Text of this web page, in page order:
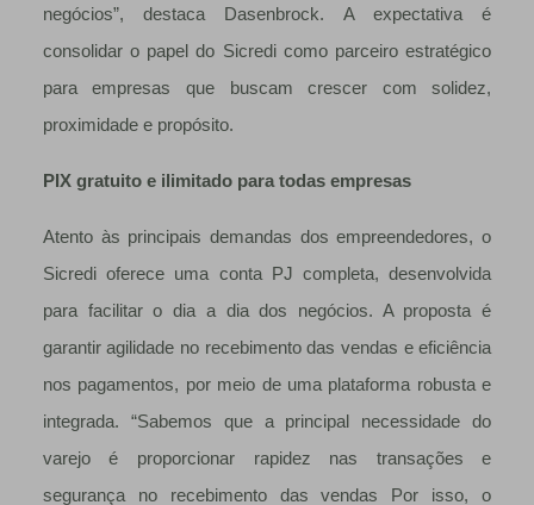
negócios”, destaca Dasenbrock. A expectativa é
consolidar o papel do Sicredi como parceiro estratégico
para empresas que buscam crescer com solidez,
proximidade e propósito.
PIX gratuito e ilimitado para todas empresas
Atento às principais demandas dos empreendedores, o
Sicredi oferece uma conta PJ completa, desenvolvida
para facilitar o dia a dia dos negócios. A proposta é
garantir agilidade no recebimento das vendas e eficiência
nos pagamentos, por meio de uma plataforma robusta e
integrada. “Sabemos que a principal necessidade do
varejo é proporcionar rapidez nas transações e
segurança no recebimento das vendas Por isso, o